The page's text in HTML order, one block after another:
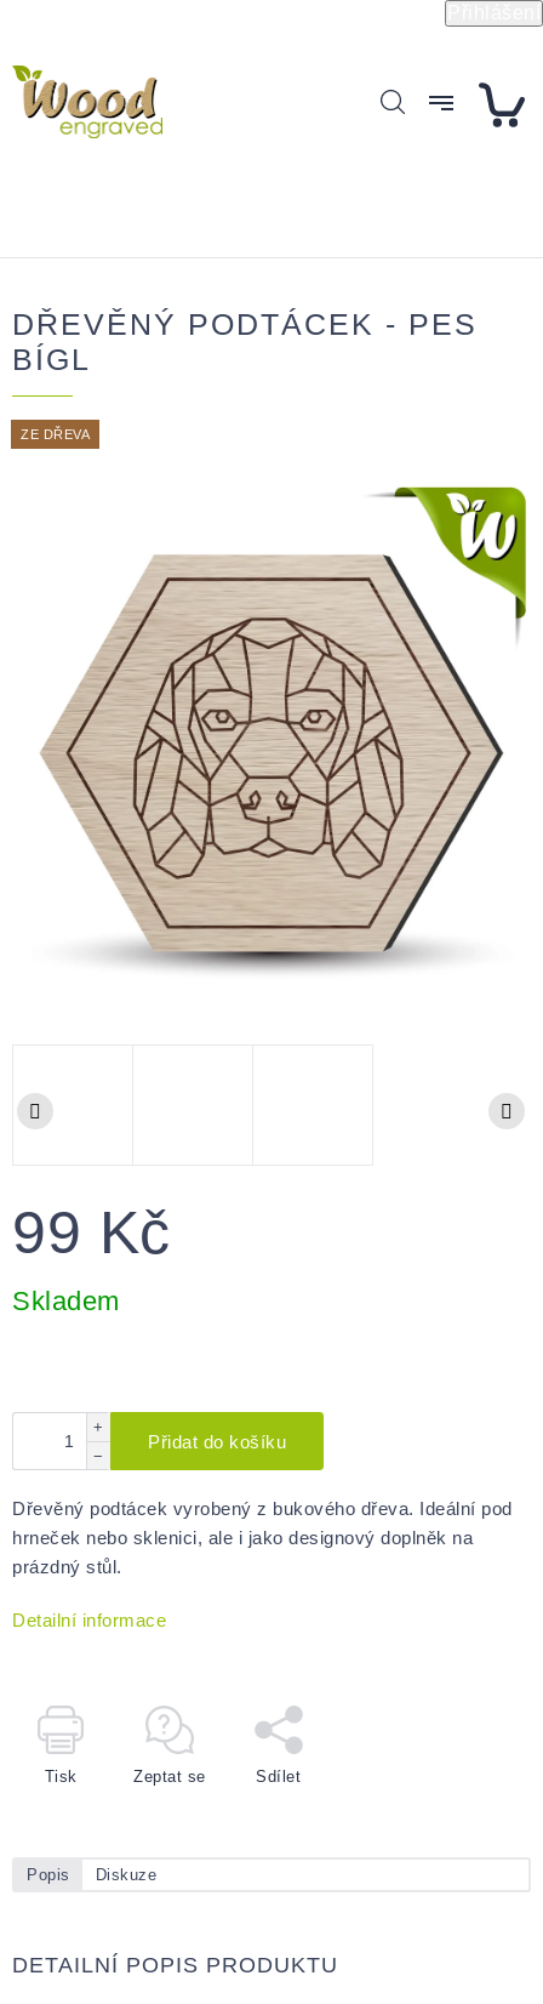
DŘEVĚNÝ PODTÁCEK - PES
BÍGL
ZE DŘEVA
99 Kč
cena:
Skladem
+
−
Přidat do košíku
Dřevěný podtácek vyrobený z bukového dřeva. Ideální pod
hrneček nebo sklenici, ale i jako designový doplněk na
prázdný stůl.
Detailní informace
Tisk Zeptat se Sdílet
Popis Diskuze
DETAILNÍ POPIS PRODUKTU